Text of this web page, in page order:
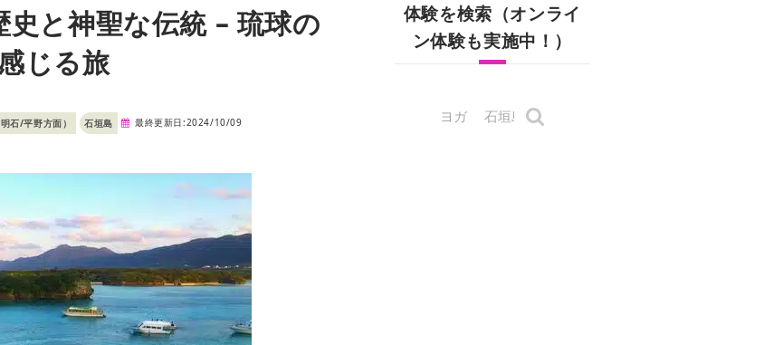
と神聖な伝統 – 琉球の
じる旅
石/平野方面） 石垣島 最終更新日:2024/10/09
体験を検索（オンライ
ン体験も実施中！）